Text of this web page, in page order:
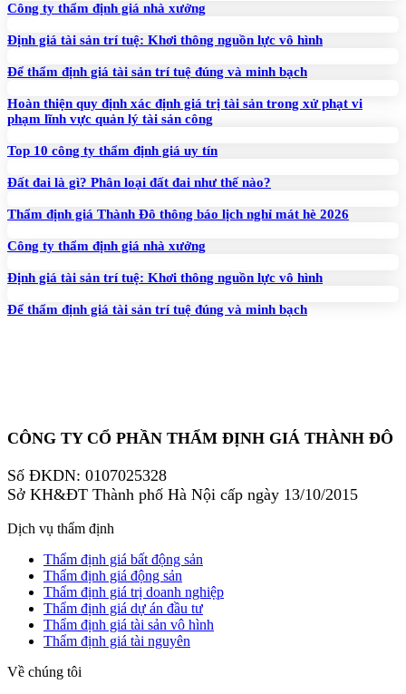
Công ty thẩm định giá nhà xưởng
Định giá tài sản trí tuệ: Khơi thông nguồn lực vô hình
Để thẩm định giá tài sản trí tuệ đúng và minh bạch
Hoàn thiện quy định xác định giá trị tài sản trong xử phạt vi
phạm lĩnh vực quản lý tài sản công
Top 10 công ty thẩm định giá uy tín
Đất đai là gì? Phân loại đất đai như thế nào?
Thẩm định giá Thành Đô thông báo lịch nghỉ mát hè 2026
Công ty thẩm định giá nhà xưởng
Định giá tài sản trí tuệ: Khơi thông nguồn lực vô hình
Để thẩm định giá tài sản trí tuệ đúng và minh bạch
CÔNG TY CỔ PHẦN THẨM ĐỊNH GIÁ THÀNH ĐÔ
Số ĐKDN: 0107025328
Sở KH&ĐT Thành phố Hà Nội cấp ngày 13/10/2015
Dịch vụ thẩm định
Thẩm định giá bất động sản
Thẩm định giá động sản
Thẩm định giá trị doanh nghiệp
Thẩm định giá dự án đầu tư
Thẩm định giá tài sản vô hình
Thẩm định giá tài nguyên
Về chúng tôi